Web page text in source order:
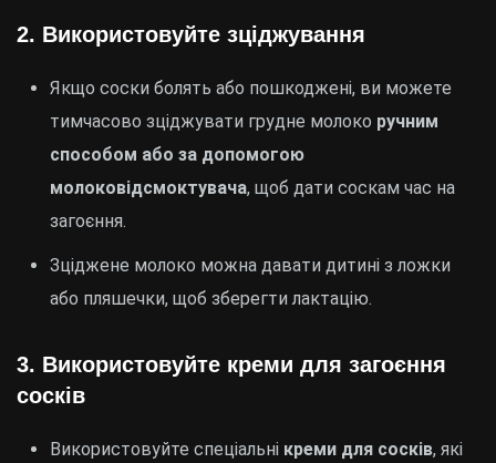
2. Використовуйте зціджування
Якщо соски болять або пошкоджені, ви можете
тимчасово зціджувати грудне молоко ручним
способом або за допомогою
молоковідсмоктувача, щоб дати соскам час на
загоєння.
Зціджене молоко можна давати дитині з ложки
або пляшечки, щоб зберегти лактацію.
3. Використовуйте креми для загоєння
сосків
Використовуйте спеціальні креми для сосків, які